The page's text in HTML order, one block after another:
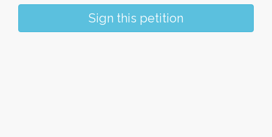
Sign this petition